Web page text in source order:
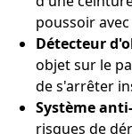
poussoir
Détecteur
objet sur le
de s'arrêter
Système
risques de